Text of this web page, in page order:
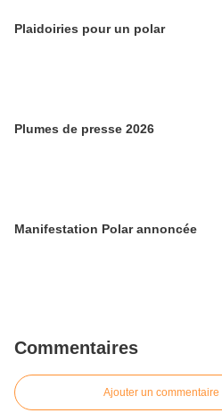
Plaidoiries pour un polar
Plumes de presse 2026
Manifestation Polar annoncée
Commentaires
Ajouter un commentaire